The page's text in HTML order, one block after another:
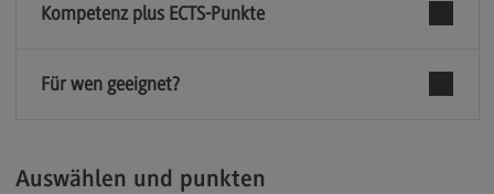
Kompetenz plus ECTS-Punkte
Für wen geeignet?
Auswählen und punkten